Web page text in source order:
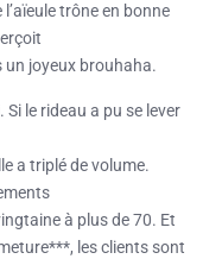
trône en bonne
un joyeux brouhaha.
Si le rideau a pu se lever
a triplé de volume.
à plus de 70. Et
les clients sont